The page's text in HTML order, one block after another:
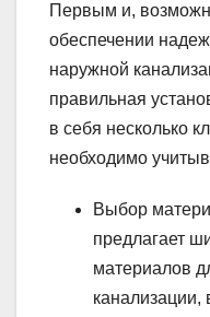
Первым и,
обеспечении
наружной
правильная
в себя несколько
необходимо
Выбор
предлагает
материалов